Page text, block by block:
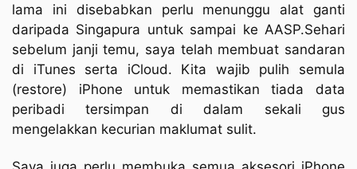
lama ini disebabkan perlu menunggu alat ganti
daripada Singapura untuk sampai ke AASP.Sehari
sebelum janji temu, saya telah membuat sandaran
di iTunes serta iCloud. Kita wajib pulih semula
(restore) iPhone untuk memastikan tiada data
peribadi tersimpan di dalam sekali gus
mengelakkan kecurian maklumat sulit.